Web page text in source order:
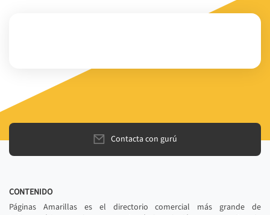
Contacta con gurú
CONTENIDO
Páginas Amarillas es el directorio comercial más grande de